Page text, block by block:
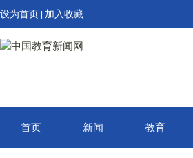
设为首页 加入收藏
首页 新闻 教育